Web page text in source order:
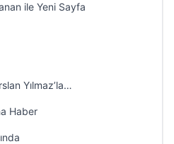
ile Yeni Sayfa
Yılmaz’la…
Haber